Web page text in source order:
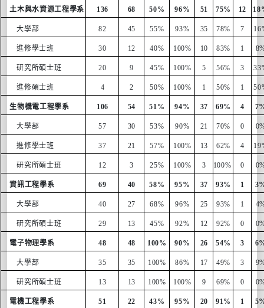
土木與水資源工程學系 136 68 50% 96% 51 75% 12
大學部 82 45 55% 93% 35 78% 7
進修學士班 30 12 40% 100% 10 83% 1
研究所碩士班 20 9 45% 100% 5 56% 3
進修碩士班 4 2 50% 100% 1 50% 1
生物機電工程學系 106 54 51% 94% 37 69% 4
大學部 57 30 53% 90% 21 70% 0
進修學士班 37 21 57% 100% 13 62% 4
研究所碩士班 12 3 25% 100% 3 100% 0
資訊工程學系 69 40 58% 95% 37 93% 1
大學部 40 27 68% 96% 25 93% 1
研究所碩士班 29 13 45% 92% 12 92% 0
電子物理學系 48 48 100% 90% 26 54% 3
大學部 35 35 100% 86% 17 49% 3
研究所碩士班 13 13 100% 100% 9 69% 0
電機工程學系 51 22 43% 95% 20 91% 1